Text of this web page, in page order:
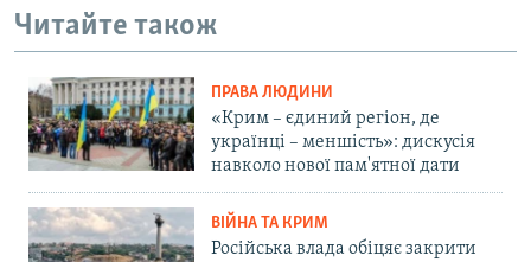
Читайте також
ПРАВА ЛЮДИНИ
«Крим – єдиний регіон, де
українці – меншість»: дискусія
навколо нової пам'ятної дати
ВІЙНА ТА КРИМ
Російська влада обіцяє закрити